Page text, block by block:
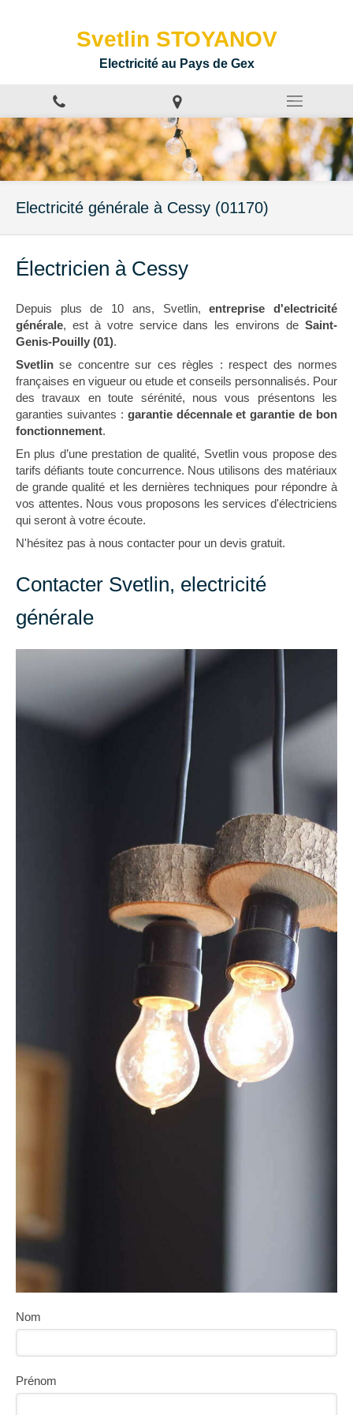
Svetlin STOYANOV
Electricité au Pays de Gex
Electricité générale à Cessy (01170)
Électricien à Cessy
Depuis plus de 10 ans, Svetlin,entreprise d'electricité
générale, est à votre service dans les environs de Saint-
Genis-Pouilly (01).
Svetlin se concentre sur ces règles : respect des normes
françaises en vigueur ou etude et conseils personnalisés. Pour
des travaux en toute sérénité, nous vous présentons les
garanties suivantes : garantie décennale et garantie de bon
fonctionnement.
En plus d’une prestation de qualité, Svetlin vous propose des
tarifs défiants toute concurrence. Nous utilisons des matériaux
de grande qualité et les dernières techniques pour répondre à
vos attentes. Nous vous proposons les services d'électriciens
qui seront à votre écoute.
N'hésitez pas à nous contacter pour un devis gratuit.
Contacter Svetlin, electricité
générale
Nom
Prénom